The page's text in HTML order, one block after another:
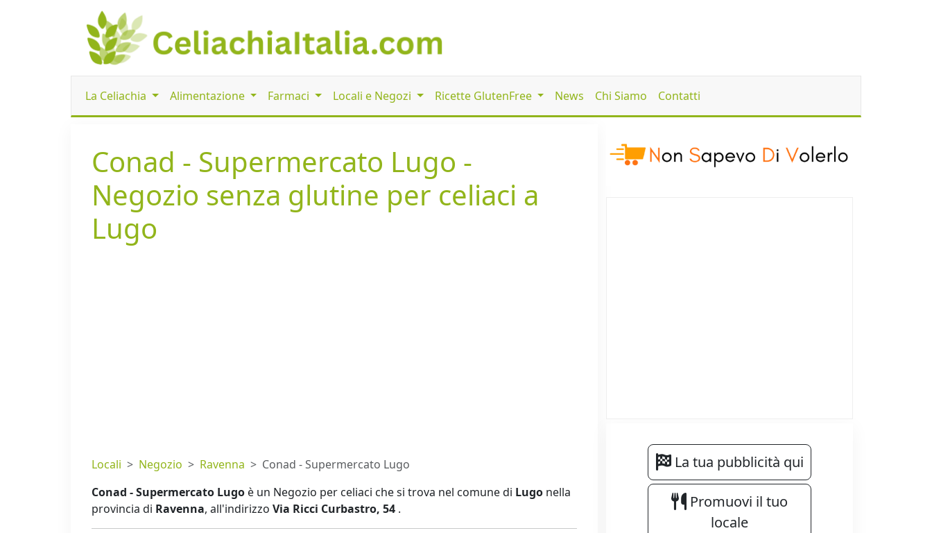
La Celiachia Alimentazione Farmaci Locali e Negozi Ricette GlutenFree News Chi Siamo Contatti
Conad - Supermercato Lugo -
Negozio senza glutine per celiaci a
Lugo
Locali Negozio Ravenna
Conad - Supermercato Lugo
Conad - Supermercato Lugo è un Negozio per celiaci che si trova nel comune di Lugo nella
provincia di Ravenna, all'indirizzo Via Ricci Curbastro, 54 .
La tua pubblicità qui
Promuovi il tuo
locale